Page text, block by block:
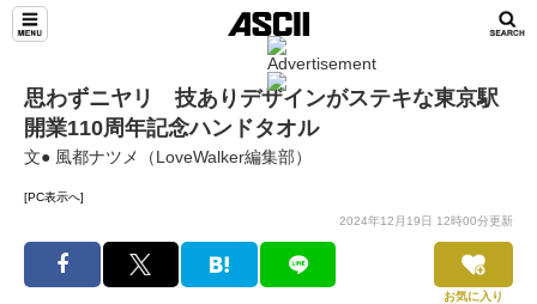
思わずニヤリ 技ありデザインがステキな東京駅
開業110周年記念ハンドタオル
文● 風都ナツメ（LoveWalker編集部）
[PC表示へ]
2024年12月19日 12時00分更新
お気に入り